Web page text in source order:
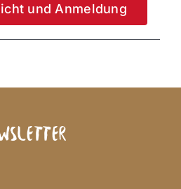
und Anmeldung